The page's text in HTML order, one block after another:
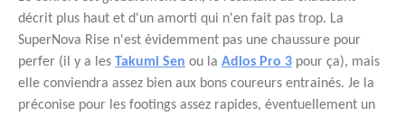
décrit plus haut et d'un amorti qui n'en fait pas trop. La
SuperNova Rise n'est évidemment pas une chaussure pour
perfer (il y a les Takumi Sen ou la Adios Pro 3 pour ça), mais
elle conviendra assez bien aux bons coureurs entrainés. Je la
préconise pour les footings assez rapides, éventuellement un